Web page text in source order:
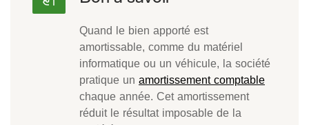
Quand le bien apporté est
amortissable, comme du matériel
informatique ou un véhicule, la société
pratique un amortissement comptable
chaque année. Cet amortissement
réduit le résultat imposable de la